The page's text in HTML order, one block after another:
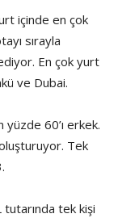
içinde en çok
sırayla
En çok yurt
ve Dubai.
60’ı erkek.
Tek
tek kişi